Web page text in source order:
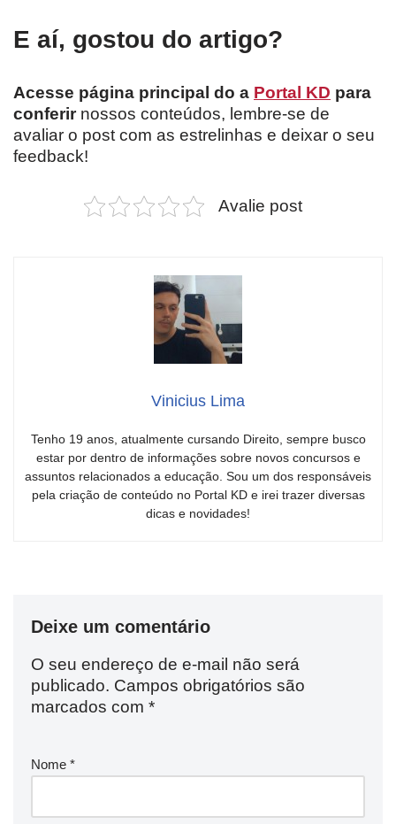
E aí, gostou do artigo?
Acesse página principal do a Portal KD para
conferirnossos conteúdos, lembre-se de
avaliar o post com as estrelinhas e deixar o seu
feedback!
Avalie post
Vinicius Lima
Tenho 19 anos, atualmente cursando Direito, sempre busco
estar por dentro de informações sobre novos concursos e
assuntos relacionados a educação. Sou um dos responsáveis
pela criação de conteúdo no Portal KD e irei trazer diversas
dicas e novidades!
Deixe um comentário
O seu endereço de e-mail não será
publicado. Campos obrigatórios são
marcados com *
Nome *